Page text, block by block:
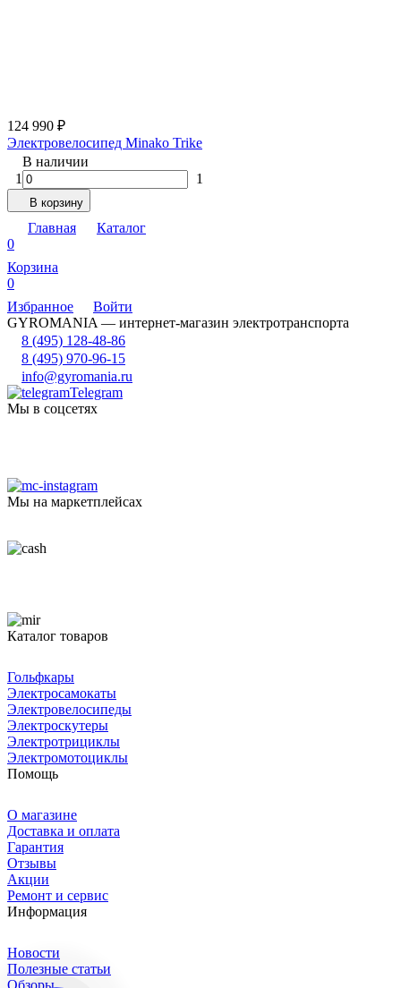
124 990 ₽
Электровелосипед Minako Trike
В наличии
1
1
В корзину
Главная
Каталог
0
Корзина
0
Избранное
Войти
GYROMANIA — интернет-магазин электротранспорта
8 (495) 128-48-86
8 (495) 970-96-15
info@gyromania.ru
Telegram
Мы в соцсетях
Мы на маркетплейсах
Каталог товаров
Гольфкары
Электросамокаты
Электровелосипеды
Электроскутеры
Электротрициклы
Электромотоциклы
Помощь
О магазине
Доставка и оплата
Гарантия
Отзывы
Акции
Ремонт и сервис
Информация
Новости
Полезные статьи
Обзоры